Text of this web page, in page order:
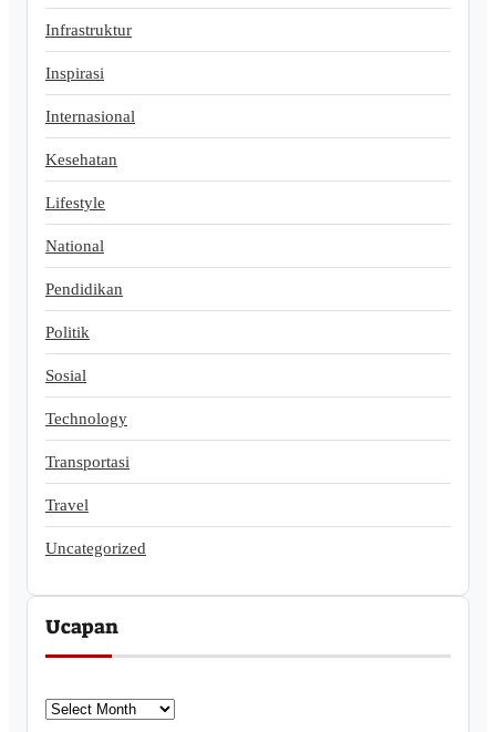
Infrastruktur
Inspirasi
Internasional
Kesehatan
Lifestyle
National
Pendidikan
Politik
Sosial
Technology
Transportasi
Travel
Uncategorized
Ucapan
U
c